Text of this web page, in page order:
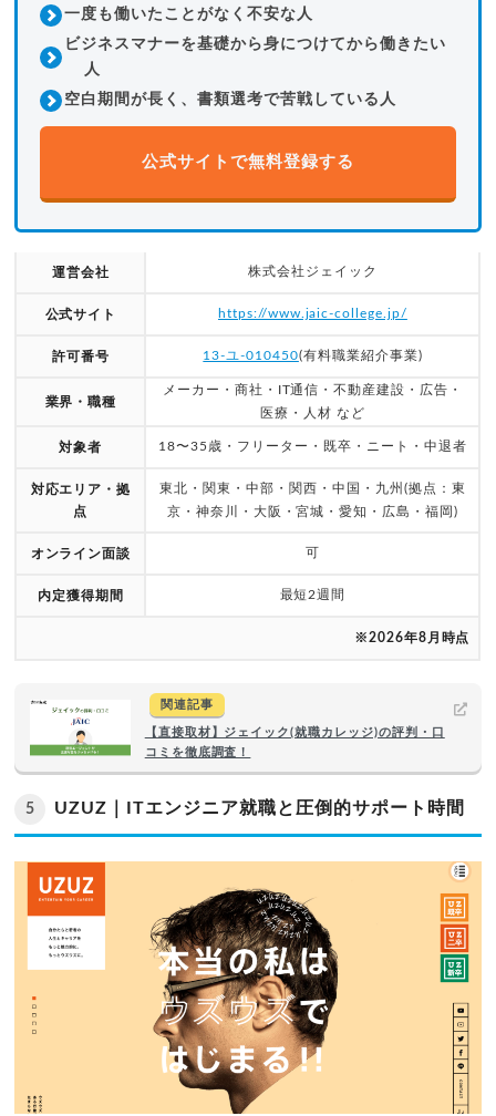
一度も働いたことがなく不安な人
ビジネスマナーを基礎から身につけてから働きたい
人
空白期間が長く、書類選考で苦戦している人
公式サイトで無料登録する
運営会社 株式会社ジェイック
公式サイト https://www.jaic-college.jp/
許可番号 13-ユ-010450(有料職業紹介事業)
業界・職種
メーカー・商社・IT通信・不動産建設・広告・
医療・人材 など
対象者 18〜35歳・フリーター・既卒・ニート・中退者
対応エリア・拠
点
東北・関東・中部・関西・中国・九州(拠点：東
京・神奈川・大阪・宮城・愛知・広島・福岡)
オンライン面談 可
内定獲得期間 最短2週間
※2026年8月時点
関連記事
【直接取材】ジェイック(就職カレッジ)の評判・口
コミを徹底調査！
5 UZUZ｜ITエンジニア就職と圧倒的サポート時間